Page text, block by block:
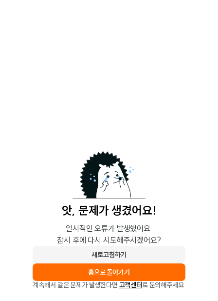
앗, 문제가 생겼어요!
일시적인 오류가 발생했어요.
잠시 후에 다시 시도해주시겠어요?
새로고침하기
홈으로 돌아가기
계속해서 같은 문제가 발생한다면 고객센터로 문의해주세요.